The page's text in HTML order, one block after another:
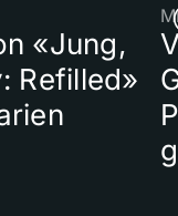
«Jung,
Refilled»